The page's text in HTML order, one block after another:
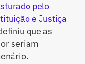
pelo
e Justiça
que as
seriam